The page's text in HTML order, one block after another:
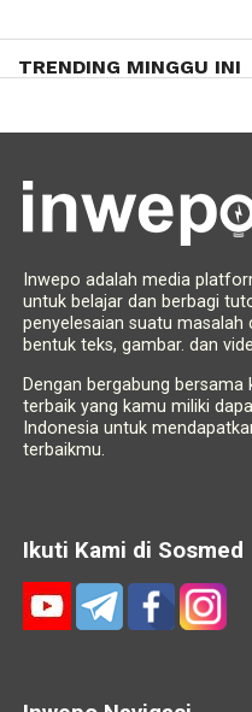
TRENDING MINGGU INI
Inwepo adalah media
untuk belajar dan berbagi
penyelesaian suatu masalah
bentuk teks, gambar. dan
Dengan bergabung
terbaik yang kamu miliki
Indonesia untuk
terbaikmu.
Ikuti Kami di Sosmed